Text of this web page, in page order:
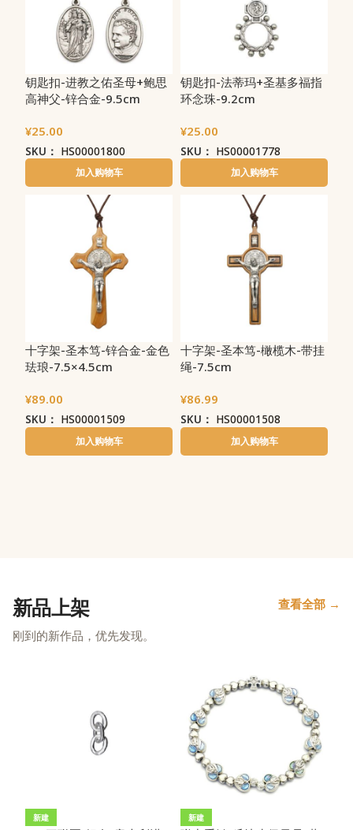
钥匙扣-进教之佑圣母+鲍思
高神父-锌合金-9.5cm
¥25.00
SKU： HS00001800
加入购物车
钥匙扣-法蒂玛+圣基多福指
环念珠-9.2cm
¥25.00
SKU： HS00001778
加入购物车
十字架-圣本笃-锌合金-金色
珐琅-7.5×4.5cm
¥89.00
SKU： HS00001509
加入购物车
十字架-圣本笃-橄榄木-带挂
绳-7.5cm
¥86.99
SKU： HS00001508
加入购物车
新品上架
刚到的新作品，优先发现。
查看全部 →
新建 新建